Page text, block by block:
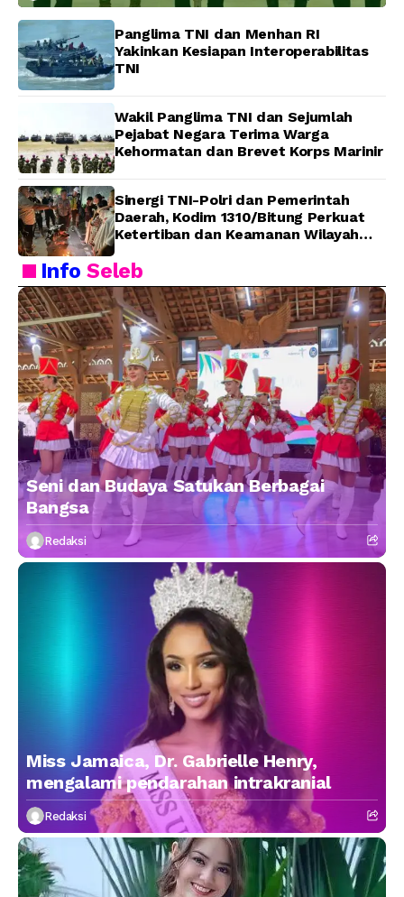
Panglima TNI dan Menhan RI
Yakinkan Kesiapan Interoperabilitas
TNI
Wakil Panglima TNI dan Sejumlah
Pejabat Negara Terima Warga
Kehormatan dan Brevet Korps Marinir
Sinergi TNI-Polri dan Pemerintah
Daerah, Kodim 1310/Bitung Perkuat
Ketertiban dan Keamanan Wilayah
InfoSeleb
Seni dan Budaya Satukan Berbagai
Bangsa
Redaksi
Miss Jamaica, Dr. Gabrielle Henry,
mengalami pendarahan intrakranial
Redaksi